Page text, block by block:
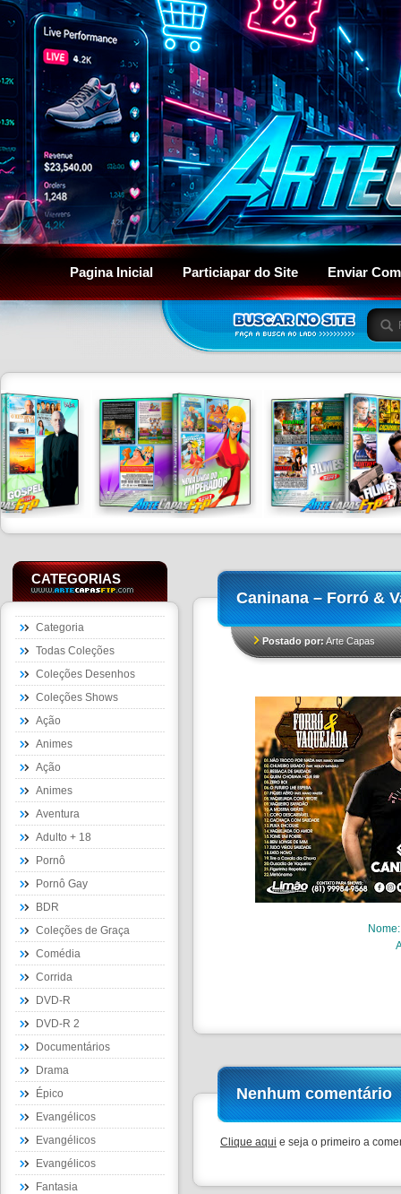
Pagina Inicial Particiapar do Site Enviar
CATEGORIAS
Categoria
Todas Coleções
Coleções Desenhos
Coleções Shows
Ação
Animes
Ação
Animes
Aventura
Adulto + 18
Pornô
Pornô Gay
BDR
Coleções de Graça
Comédia
Corrida
DVD-R
DVD-R 2
Documentários
Drama
Épico
Evangélicos
Evangélicos
Evangélicos
Fantasia
Caninana – Forró &
Postado por:Arte Capas
Nome
Nenhum comentário
Clique aqui e seja o primeiro a